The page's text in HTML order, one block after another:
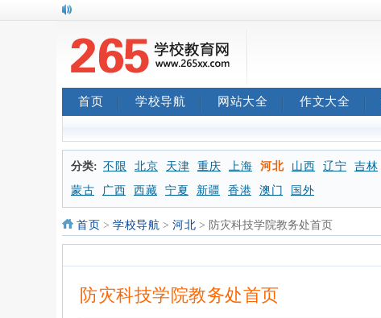
首页 学校导航 网站大全 作文大全
分类: 不限 北京 天津 重庆 上海 河北 山西 辽宁 吉林
蒙古
广西 西藏 宁夏 新疆 香港 澳门 国外
首页 > 学校导航 > 河北 > 防灾科技学院教务处首页
防灾科技学院教务处首页